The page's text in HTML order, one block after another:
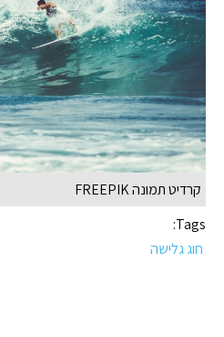
קרדיט תמונה FREEPIK
Tags:
חוג גלישה